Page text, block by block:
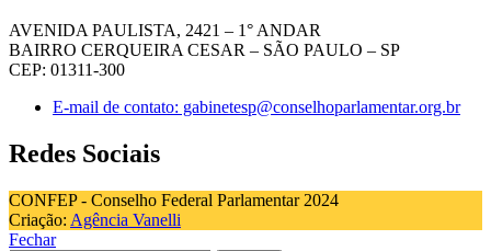
AVENIDA PAULISTA, 2421 – 1° ANDAR
BAIRRO CERQUEIRA CESAR – SÃO PAULO – SP
CEP: 01311-300
E-mail de contato: gabinetesp@conselhoparlamentar.org.br
Redes Sociais
CONFEP - Conselho Federal Parlamentar 2024
Criação: Agência Vanelli
Fechar